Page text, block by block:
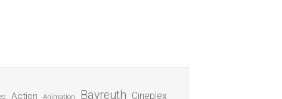
Action Animation Bayreuth Cineplex